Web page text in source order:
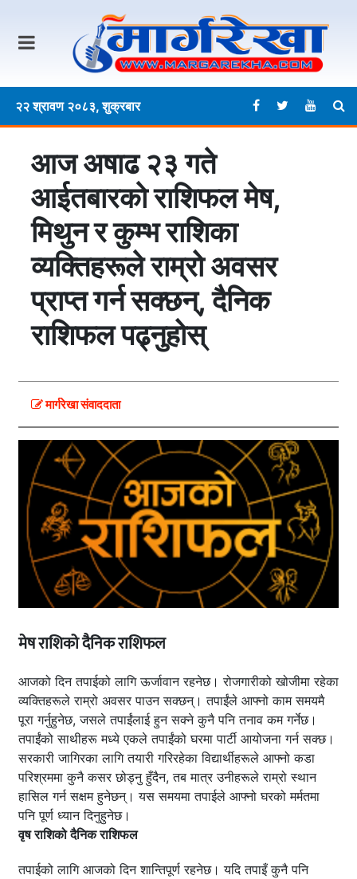
२२ श्रावण २०८३, शुक्रबार
आज अषाढ २३ गते
आईतबारकाे राशिफल मेष,
मिथुन र कुम्भ राशिका
व्यक्तिहरूले राम्रो अवसर
प्राप्त गर्न सक्छन्, दैनिक
राशिफल पढ्नुहोस्
मार्गरेखा संवाददाता
मेष राशिको दैनिक राशिफल
आजको दिन तपाईको लागि ऊर्जावान रहनेछ। रोजगारीको खोजीमा रहेका
व्यक्तिहरूले राम्रो अवसर पाउन सक्छन्। तपाईंले आफ्नो काम समयमै
पूरा गर्नुहुनेछ, जसले तपाईंलाई हुन सक्ने कुनै पनि तनाव कम गर्नेछ।
तपाईंको साथीहरू मध्ये एकले तपाईंको घरमा पार्टी आयोजना गर्न सक्छ।
सरकारी जागिरका लागि तयारी गरिरहेका विद्यार्थीहरूले आफ्नो कडा
परिश्रममा कुनै कसर छोड्नु हुँदैन, तब मात्र उनीहरूले राम्रो स्थान
हासिल गर्न सक्षम हुनेछन्। यस समयमा तपाईले आफ्नो घरको मर्मतमा
पनि पूर्ण ध्यान दिनुहुनेछ।
वृष राशिको दैनिक राशिफल
तपाईको लागि आजको दिन शान्तिपूर्ण रहनेछ। यदि तपाइँ कुनै पनि